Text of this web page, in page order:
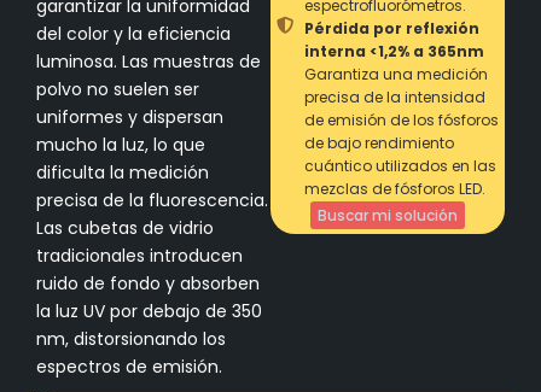
garantizar la uniformidad
del color y la eficiencia
luminosa. Las muestras de
polvo no suelen ser
uniformes y dispersan
mucho la luz, lo que
dificulta la medición
precisa de la fluorescencia.
Las cubetas de vidrio
tradicionales introducen
ruido de fondo y absorben
la luz UV por debajo de 350
nm, distorsionando los
espectros de emisión.
espectrofluorómetros.
Pérdida por reflexión
interna <1,2% a 365nm
Garantiza una medición
precisa de la intensidad
de emisión de los fósforos
de bajo rendimiento
cuántico utilizados en las
mezclas de fósforos LED.
Buscar mi solución